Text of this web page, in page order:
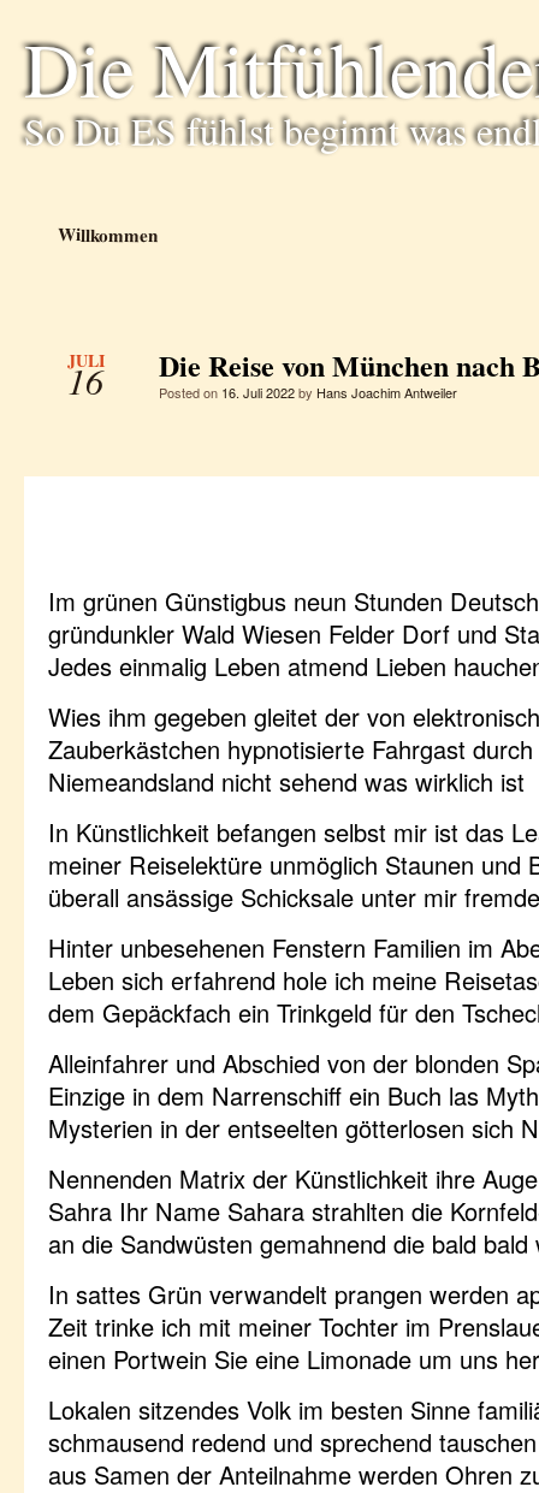
Die
So Du ES fühlst beginnt was
Willkommen
JULI
16 Die Reise von München nach
Posted on 16. Juli 2022by Hans Joachim Antweiler
Im grünen Günstigbus neun Stunden
gründunkler Wald Wiesen Felder Dorf und
Jedes einmalig Leben atmend Lieben
Wies ihm gegeben gleitet der von
Zauberkästchen hypnotisierte Fahrgast
Niemeandsland nicht sehend was wirklich ist
In Künstlichkeit befangen selbst mir ist das
meiner Reiselektüre unmöglich Staunen und
überall ansässige Schicksale unter mir
Hinter unbesehenen Fenstern Familien im
Leben sich erfahrend hole ich meine
dem Gepäckfach ein Trinkgeld für den
Alleinfahrer und Abschied von der blonden
Einzige in dem Narrenschiff ein Buch las
Mysterien in der entseelten götterlosen sich
Nennenden Matrix der Künstlichkeit ihre
Sahra Ihr Name Sahara strahlten die
an die Sandwüsten gemahnend die bald bald
In sattes Grün verwandelt prangen werden
Zeit trinke ich mit meiner Tochter im
einen Portwein Sie eine Limonade um uns
Lokalen sitzendes Volk im besten Sinne
schmausend redend und sprechend
aus Samen der Anteilnahme werden Ohren